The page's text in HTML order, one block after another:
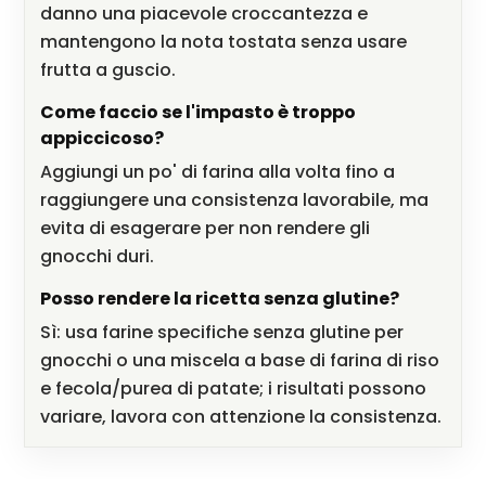
danno una piacevole croccantezza e
mantengono la nota tostata senza usare
frutta a guscio.
Come faccio se l'impasto è troppo
appiccicoso?
Aggiungi un po' di farina alla volta fino a
raggiungere una consistenza lavorabile, ma
evita di esagerare per non rendere gli
gnocchi duri.
Posso rendere la ricetta senza glutine?
Sì: usa farine specifiche senza glutine per
gnocchi o una miscela a base di farina di riso
e fecola/purea di patate; i risultati possono
variare, lavora con attenzione la consistenza.